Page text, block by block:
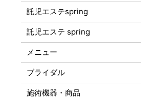
託児エステspring
託児エステ spring
メニュー
ブライダル
施術機器・商品